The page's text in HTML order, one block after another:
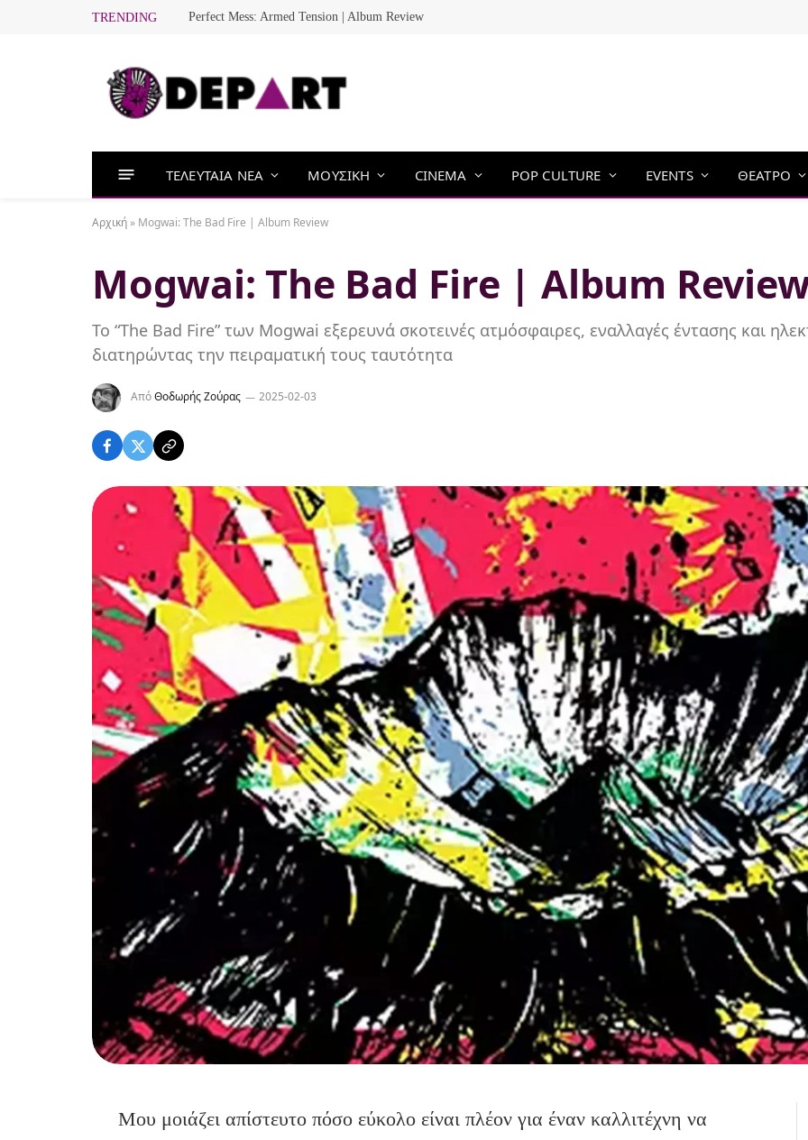
TRENDING Perfect Mess: Armed Tension | Album Review
ΤΕΛΕΥΤΑΙΑ ΝΕΑ ΜΟΥΣΙΚΗ CINEMA POP CULTURE EVENTS ΘΕΑΤΡΟ
Αρχική » Mogwai: The Bad Fire | Album Review
Mogwai: The Bad Fire | Album
Το “The Bad Fire” των Mogwai εξερευνά σκοτεινές ατμόσφαιρες, εναλλαγές έντασης και
διατηρώντας την πειραματική τους ταυτότητα
ΑπόΘοδωρής Ζούρας 2025-02-03
Μου μοιάζει απίστευτο πόσο εύκολο είναι πλέον για έναν καλλιτέχνη να